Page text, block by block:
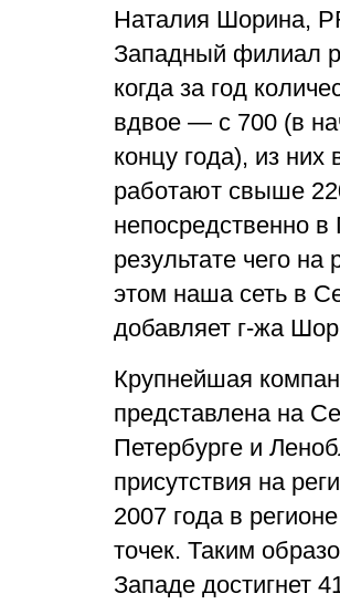
Наталия Шорина,
Западный филиал
когда за год
вдвое — с 700 (в
концу года), из
работают свыше
непосредственно
результате чего
этом наша сеть в
добавляет г-жа
Крупнейшая
представлена на
Петербурге и
присутствия на
2007 года в
точек. Таким
Западе достигнет